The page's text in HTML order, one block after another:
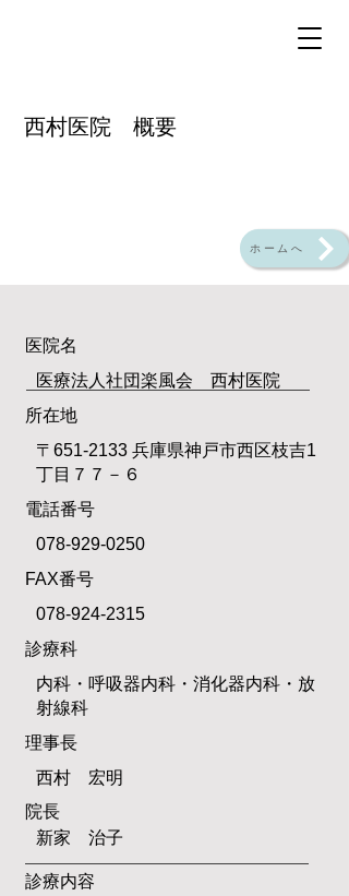
​西村医院 概要
ホームへ
医院名
医療法人社団楽風会 西村医院
所在地
〒651-2133 兵庫県神戸市西区枝吉1
丁目７７－６
電話番号
078-929-0250
FAX番号
078-924-2315
診療科
内科・呼吸器内科・消化器内科・放
射線科
​理事長
​西村 宏明
院長
​新家 治子
診療内容